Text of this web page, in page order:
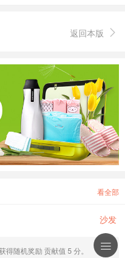
返回本版 
看全部
沙发
得随机奖励 贡献值 5 分。 